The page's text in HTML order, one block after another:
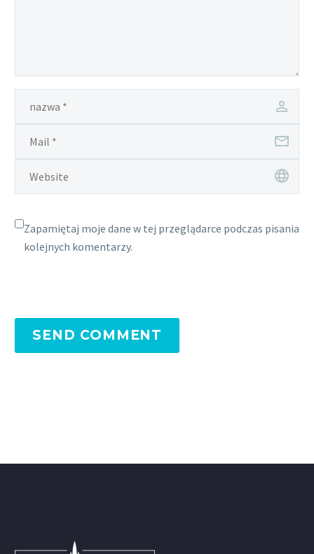
Zapamiętaj moje dane w tej przeglądarce podczas pisania
kolejnych komentarzy.
SEND COMMENT